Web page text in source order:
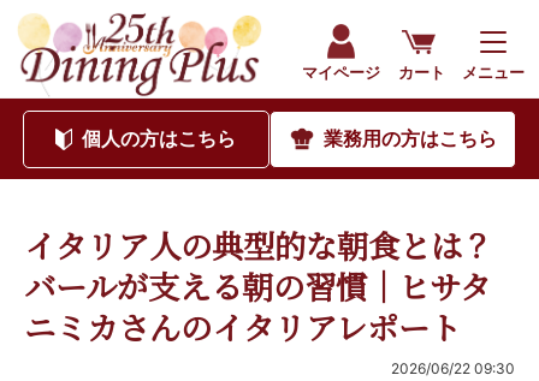
マイページ カート メニュー
個人の方はこちら 業務用の方はこちら
イタリア人の典型的な朝食とは？
バールが支える朝の習慣｜ヒサタ
ニミカさんのイタリアレポート
2026/06/22 09:30